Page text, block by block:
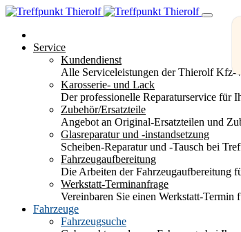
Service
Kundendienst
Alle Serviceleistungen der Thierolf Kfz-
Karosserie- und Lack
Der professionelle Reparaturservice für
Zubehör/Ersatzteile
Angebot an Original-Ersatzteilen und
Glasreparatur und -instandsetzung
Scheiben-Reparatur und -Tausch bei
Fahrzeugaufbereitung
Die Arbeiten der Fahrzeugaufbereitung
Werkstatt-Terminanfrage
Vereinbaren Sie einen Werkstatt-Termin
Fahrzeuge
Fahrzeugsuche